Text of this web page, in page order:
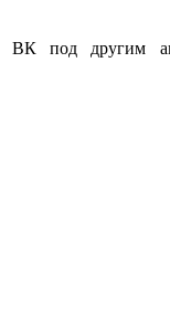
другим